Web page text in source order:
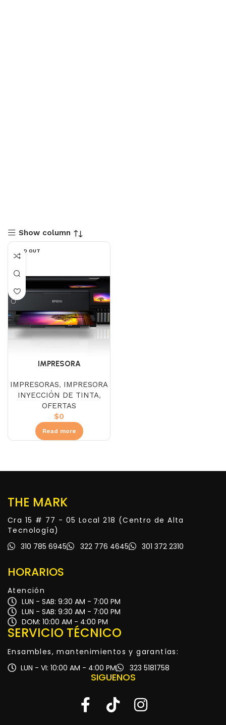
Show column
SOLD OUT
IMPRESORA
ECOTANK L8180 TABLOIDE
IMPRESORAS, IMPRESORA
INYECCIÓN DE TINTA,
OFERTAS
$0
Read more
THE MARK
Cra 15 # 77 - 05 Local 218 (Centro de Alta
Tecnología)
310 785 6945
322 776 4645 301 372 2310
HORARIOS
Atención
LUN - SAB: 9:30 AM - 7:00 PM
LUN - SAB: 9:30 AM - 7:00 PM
DOM: 10:00 AM - 4:00 PM
SERVICIO TÉCNICO
Ensambles, mantenimientos y garantías:
LUN - VI: 10:00 AM - 4:00 PM
323 5181758
SIGUENOS